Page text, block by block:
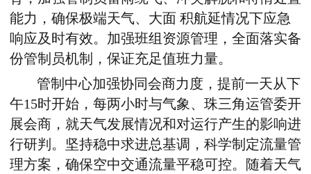
能力，确保极端天气、大面 积航延情况下应急
响应及时有效。加强班组资源管理，全面落实备
份管制员机制，保证充足值班力量。
管制中心加强协同会商力度，提前一天从下
午15时开始，每两小时与气象、珠三角运管委开
展会商，就天气发展情况和对运行产生的影响进
行研判。坚持稳中求进总基调，科学制定流量管
理方案，确保空中交通流量平稳可控。随着天气